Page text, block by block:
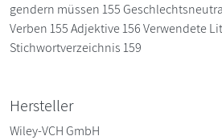
gendern müssen 155
Verben 155 Adjektive 156 Verwendete
Stichwortverzeichnis 159
Hersteller
Wiley-VCH GmbH